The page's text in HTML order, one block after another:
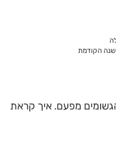
הקודמת
מפעם. איך קראת